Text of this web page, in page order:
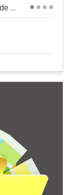
Design | Cardápio / Evento de fim de semana